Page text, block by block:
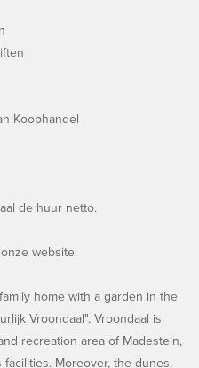
Koophandel
de huur netto.
website.
home with a garden in the
Vroondaal". Vroondaal is
recreation area of Madestein,
Moreover, the dunes,